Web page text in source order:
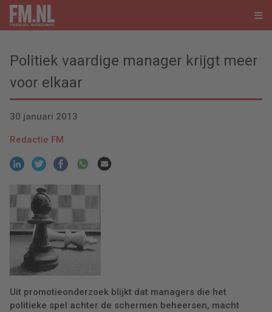
Politiek vaardige manager krijgt meer
voor elkaar
30 januari 2013
Redactie FM
Uit promotieonderzoek blijkt dat managers die het
politieke spel achter de schermen beheersen, macht